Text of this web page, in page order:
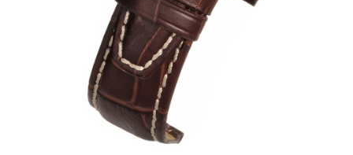
Ceasuri Q&Q Attractive
Ceasuri Sekonda
Ceasuri Timberland